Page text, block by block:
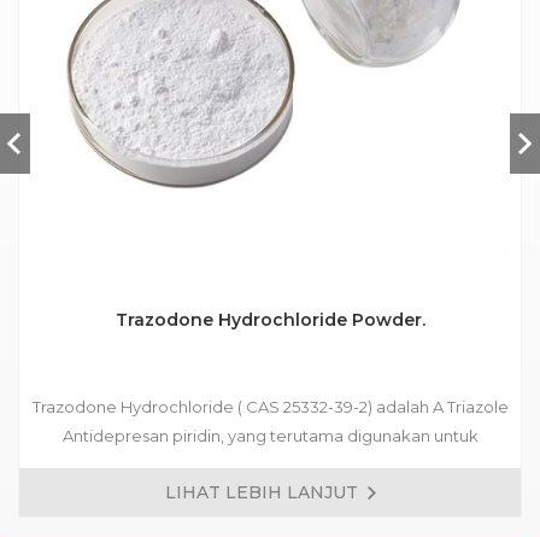
Trazodone Hydrochloride Powder.
Trazodone Hydrochloride ( CAS 25332-39-2) adalah A Triazole
Antidepresan piridin, yang terutama digunakan untuk
mengobati berbagai jenis depresi, gangguan kecemasan
disertai dengan gejala depresi, dan gangguan suasana hati
LIHAT LEBIH LANJUT